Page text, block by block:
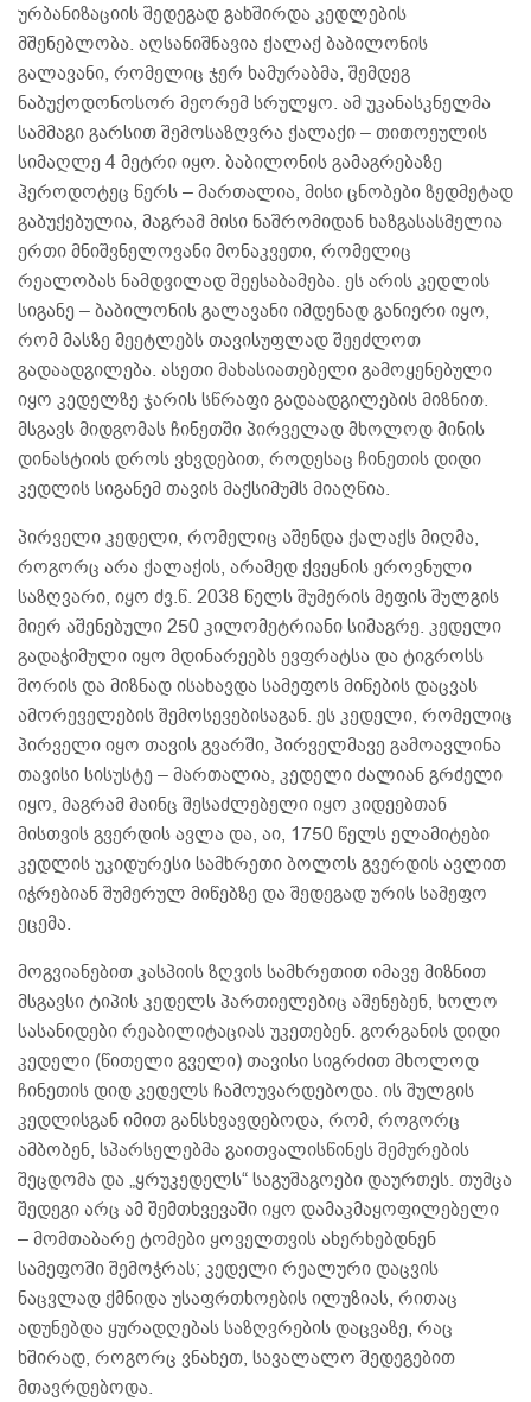
ურბანიზაციის შედეგად გახშირდა კედლების
მშენებლობა. აღსანიშნავია ქალაქ ბაბილონის
გალავანი, რომელიც ჯერ ხამურაბმა, შემდეგ
ნაბუქოდონოსორ მეორემ სრულყო. ამ უკანასკნელმა
სამმაგი გარსით შემოსაზღვრა ქალაქი – თითოეულის
სიმაღლე 4 მეტრი იყო. ბაბილონის გამაგრებაზე
ჰეროდოტეც წერს – მართალია, მისი ცნობები ზედმეტად
გაბუქებულია, მაგრამ მისი ნაშრომიდან ხაზგასასმელია
ერთი მნიშვნელოვანი მონაკვეთი, რომელიც
რეალობას ნამდვილად შეესაბამება. ეს არის კედლის
სიგანე – ბაბილონის გალავანი იმდენად განიერი იყო,
რომ მასზე მეეტლებს თავისუფლად შეეძლოთ
გადაადგილება. ასეთი მახასიათებელი გამოყენებული
იყო კედელზე ჯარის სწრაფი გადაადგილების მიზნით.
მსგავს მიდგომას ჩინეთში პირველად მხოლოდ მინის
დინასტიის დროს ვხვდებით, როდესაც ჩინეთის დიდი
კედლის სიგანემ თავის მაქსიმუმს მიაღწია.
პირველი კედელი, რომელიც აშენდა ქალაქს მიღმა,
როგორც არა ქალაქის, არამედ ქვეყნის ეროვნული
საზღვარი, იყო ძვ.წ. 2038 წელს შუმერის მეფის შულგის
მიერ აშენებული 250 კილომეტრიანი სიმაგრე. კედელი
გადაჭიმული იყო მდინარეებს ევფრატსა და ტიგროსს
შორის და მიზნად ისახავდა სამეფოს მიწების დაცვას
ამორეველების შემოსევებისაგან. ეს კედელი, რომელიც
პირველი იყო თავის გვარში, პირველმავე გამოავლინა
თავისი სისუსტე – მართალია, კედელი ძალიან გრძელი
იყო, მაგრამ მაინც შესაძლებელი იყო კიდეებთან
მისთვის გვერდის ავლა და, აი, 1750 წელს ელამიტები
კედლის უკიდურესი სამხრეთი ბოლოს გვერდის ავლით
იჭრებიან შუმერულ მიწებზე და შედეგად ურის სამეფო
ეცემა.
მოგვიანებით კასპიის ზღვის სამხრეთით იმავე მიზნით
მსგავსი ტიპის კედელს პართიელებიც აშენებენ, ხოლო
სასანიდები რეაბილიტაციას უკეთებენ. გორგანის დიდი
კედელი (წითელი გველი) თავისი სიგრძით მხოლოდ
ჩინეთის დიდ კედელს ჩამოუვარდებოდა. ის შულგის
კედლისგან იმით განსხვავდებოდა, რომ, როგორც
ამბობენ, სპარსელებმა გაითვალისწინეს შემურების
შეცდომა და „ყრუკედელს“ საგუშაგოები დაურთეს. თუმცა
შედეგი არც ამ შემთხვევაში იყო დამაკმაყოფილებელი
– მომთაბარე ტომები ყოველთვის ახერხებდნენ
სამეფოში შემოჭრას; კედელი რეალური დაცვის
ნაცვლად ქმნიდა უსაფრთხოების ილუზიას, რითაც
ადუნებდა ყურადღებას საზღვრების დაცვაზე, რაც
ხშირად, როგორც ვნახეთ, სავალალო შედეგებით
მთავრდებოდა.